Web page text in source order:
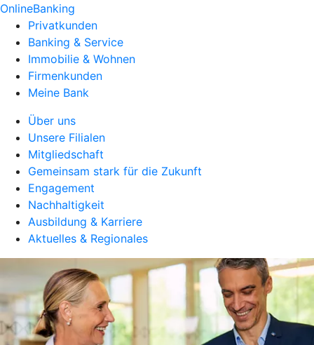
OnlineBanking
Privatkunden
Banking & Service
Immobilie & Wohnen
Firmenkunden
Meine Bank
Über uns
Unsere Filialen
Mitgliedschaft
Gemeinsam stark für die Zukunft
Engagement
Nachhaltigkeit
Ausbildung & Karriere
Aktuelles & Regionales